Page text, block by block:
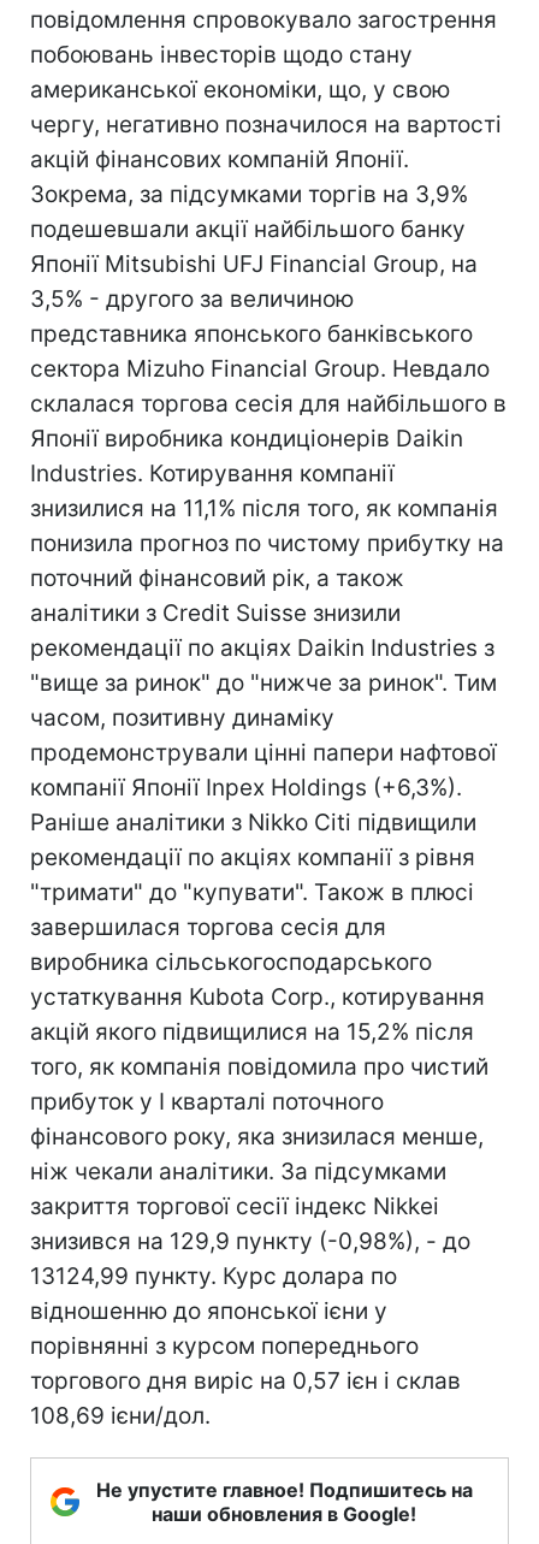
повідомлення спровокувало загострення
побоювань інвесторів щодо стану
американської економіки, що, у свою
чергу, негативно позначилося на вартості
акцій фінансових компаній Японії.
Зокрема, за підсумками торгів на 3,9%
подешевшали акції найбільшого банку
Японії Mitsubishi UFJ Financial Group, на
3,5% - другого за величиною
представника японського банківського
сектора Mizuho Financial Group. Невдало
склалася торгова сесія для найбільшого в
Японії виробника кондиціонерів Daikin
Industries. Котирування компанії
знизилися на 11,1% після того, як компанія
понизила прогноз по чистому прибутку на
поточний фінансовий рік, а також
аналітики з Credit Suisse знизили
рекомендації по акціях Daikin Industries з
"вище за ринок" до "нижче за ринок". Тим
часом, позитивну динаміку
продемонстрували цінні папери нафтової
компанії Японії Inpex Holdings (+6,3%).
Раніше аналітики з Nikko Citi підвищили
рекомендації по акціях компанії з рівня
"тримати" до "купувати". Також в плюсі
завершилася торгова сесія для
виробника сільськогосподарського
устаткування Kubota Corp., котирування
акцій якого підвищилися на 15,2% після
того, як компанія повідомила про чистий
прибуток у I кварталі поточного
фінансового року, яка знизилася менше,
ніж чекали аналітики. За підсумками
закриття торгової сесії індекс Nikkei
знизився на 129,9 пункту (-0,98%), - до
13124,99 пункту. Курс долара по
відношенню до японської ієни у
порівнянні з курсом попереднього
торгового дня виріс на 0,57 ієн і склав
108,69 ієни/дол.
Не упустите главное! Подпишитесь на
наши обновления в Google!